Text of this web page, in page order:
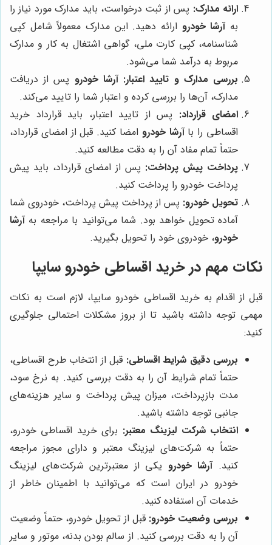
ارائه مدارک: پس از ثبت درخواست، باید مدارک مورد نیاز را
بهآرشا خودرو ارائه دهید. این مدارک معمولاً شامل کپی
شناسنامه، کپی کارت ملی، گواهی اشتغال به کار و مدارک
مربوط به درآمد شما می‌شود.
بررسی مدارک و تایید اعتبار: آرشا خودرو پس از دریافت
مدارک، آن‌ها را بررسی کرده و اعتبار شما را تایید می‌کند.
امضای قرارداد: پس از تایید اعتبار، باید قرارداد خرید
اقساطی را باآرشا خودرو امضا کنید. قبل از امضای قرارداد،
حتماً تمام مفاد آن را به دقت مطالعه کنید.
پرداخت پیش پرداخت: پس از امضای قرارداد، باید پیش
پرداخت خودرو را پرداخت کنید.
تحویل خودرو: پس از پرداخت پیش پرداخت، خودروی شما
آماده تحویل خواهد بود. شما می‌توانید با مراجعه بهآرشا
خودرو، خودروی خود را تحویل بگیرید.
نکات مهم در خرید اقساطی خودرو سایپا
قبل از اقدام به خرید اقساطی خودرو سایپا، لازم است به نکات
مهمی توجه داشته باشید تا از بروز مشکلات احتمالی جلوگیری
کنید:
بررسی دقیق شرایط اقساطی: قبل از انتخاب طرح اقساطی،
حتماً تمام شرایط آن را به دقت بررسی کنید. به نرخ سود،
مدت بازپرداخت، میزان پیش پرداخت و سایر هزینه‌های
جانبی توجه داشته باشید.
انتخاب شرکت لیزینگ معتبر: برای خرید اقساطی خودرو،
حتماً به شرکت‌های لیزینگ معتبر و دارای مجوز مراجعه
کنید.آرشا خودرو یکی از معتبرترین شرکت‌های لیزینگ
خودرو در ایران است که می‌توانید با اطمینان خاطر از
خدمات آن استفاده کنید.
بررسی وضعیت خودرو: قبل از تحویل خودرو، حتماً وضعیت
آن را به دقت بررسی کنید. از سالم بودن بدنه، موتور و سایر